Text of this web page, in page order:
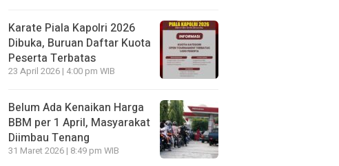
Karate Piala Kapolri 2026
Dibuka, Buruan Daftar Kuota
Peserta Terbatas
23 April 2026 | 4:00 pm WIB
Belum Ada Kenaikan Harga
BBM per 1 April, Masyarakat
Diimbau Tenang
31 Maret 2026 | 8:49 pm WIB